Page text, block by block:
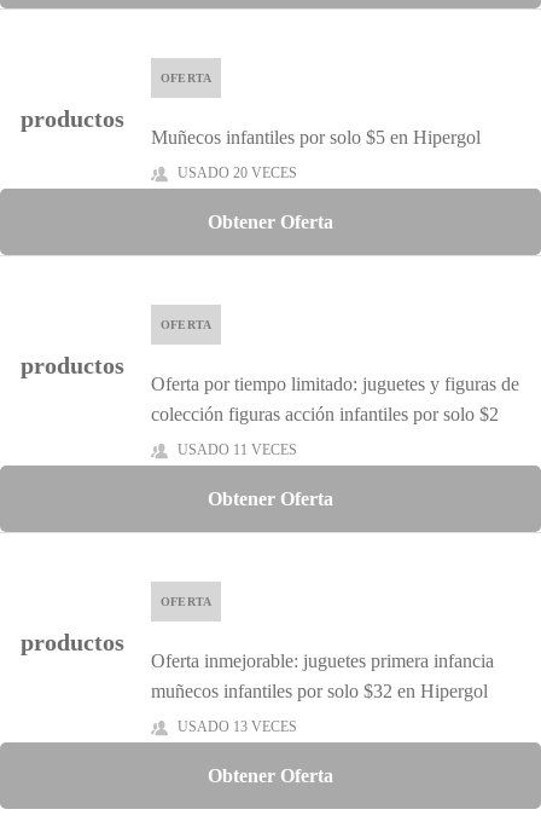
productos
OFERTA
Muñecos infantiles por solo $5 en Hipergol
USADO 20 VECES
Obtener Oferta
productos
OFERTA
Oferta por tiempo limitado: juguetes y figuras de
colección figuras acción infantiles por solo $2
USADO 11 VECES
Obtener Oferta
productos
OFERTA
Oferta inmejorable: juguetes primera infancia
muñecos infantiles por solo $32 en Hipergol
USADO 13 VECES
Obtener Oferta